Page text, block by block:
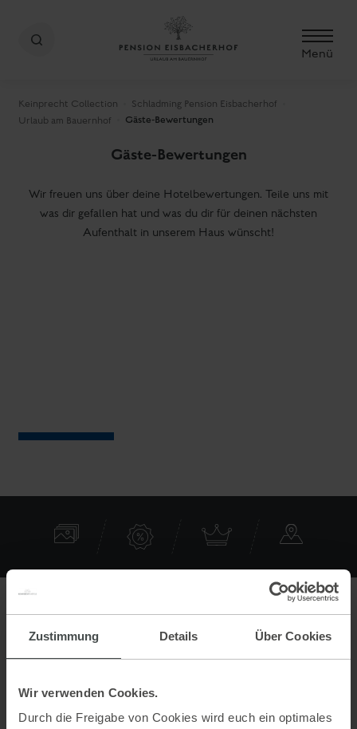
Zustimmung Details Über Cookies
Wir verwenden Cookies.
Durch die Freigabe von Cookies wird euch ein optimales
Menü
Keinprecht Collection
Schladming Pension Eisbacherhof
Urlaub am Bauernhof
Gäste-Bewertungen
Gäste-Bewertungen
Wir freuen uns über deine Hotelbewertungen. Teile uns mit
was dir gefallen hat und was du dir für deinen nächsten
Aufenthalt in unserem Haus wünscht!
Kontakt
Pension Eisbacherhof
8973 Schladming Pichl
ÖSTERREICH